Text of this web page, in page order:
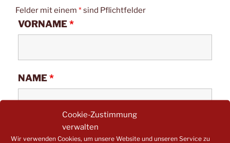
Cookie-Zustimmung
verwalten
Wir verwenden Cookies, um unsere Website und unseren Service zu
Felder mit einem *sind Pflichtfelder
VORNAME*
NAME*